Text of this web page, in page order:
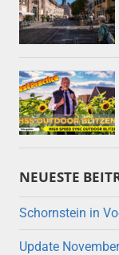
NEUESTE
Schornstein in
Update